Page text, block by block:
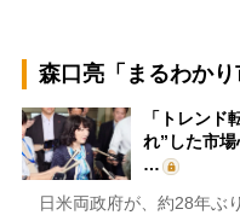
森口亮「まるわかり
「トレンド
れ”した市場
…
日米両政府が、約28年ぶ